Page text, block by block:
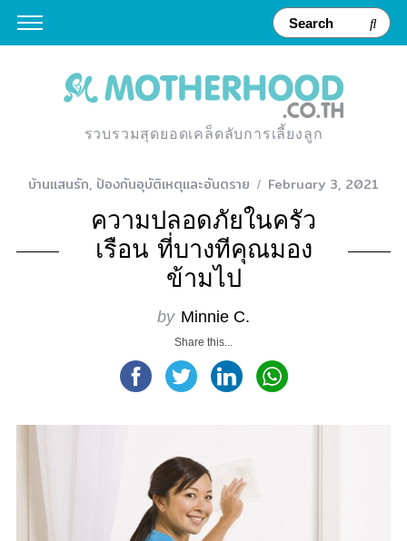
รวบรวมสุดยอดเคล็ดลับการเลี้ยงลูก
บ้านแสนรัก, ป้องกันอุบัติเหตุและอันตราย February 3, 2021
ความปลอดภัยในครัว
เรือน ที่บางทีคุณมอง
ข้ามไป
by Minnie C.
Share this...